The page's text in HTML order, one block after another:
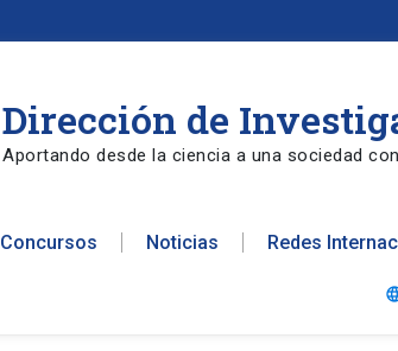
Dirección de
Aportando desde la ciencia a una sociedad
Concursos Noticias Redes